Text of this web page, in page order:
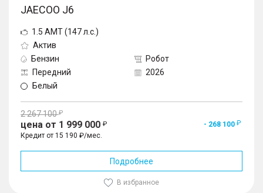
JAECOO J6
1.5 AMT (147 л.с.)
Актив
Бензин
Робот
Передний
2026
Белый
2 267 100
цена от 1 999 000
- 268 100
Кредит от 15 190 ₽/мес.
Подробнее
В избранное